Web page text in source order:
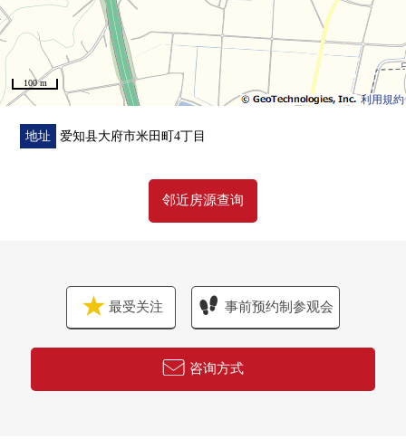
利用規約
100 m
地址 爱知县大府市米田町4丁目
邻近房源查询
最受关注 事前预约制参观会
咨询方式